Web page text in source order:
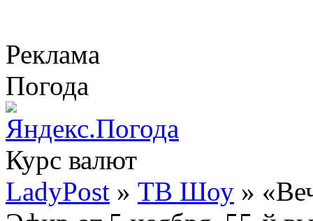
Реклама
Погода
Курс валют
LadyPost » ТВ Шоу »